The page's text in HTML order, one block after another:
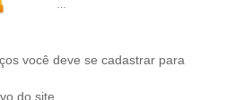
você deve se cadastrar para
do site.